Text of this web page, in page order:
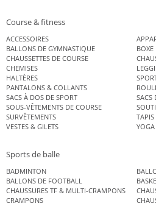
Course & fitness
ACCESSOIRES
BALLONS DE GYMNASTIQUE
BOXE
CHAUSSETTES DE COURSE
CHEMISES
HALTÈRES
PANTALONS & COLLANTS
SACS À DOS DE SPORT
SACS
SOUS-VÊTEMENTS DE COURSE
SURVÊTEMENTS
TAPIS
VESTES & GILETS
Sports de balle
BADMINTON
BALLONS DE FOOTBALL
CHAUSSURES TF & MULTI-CRAMPONS
CRAMPONS